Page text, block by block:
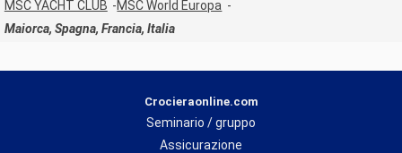
MSC YACHT CLUB
MSC World Europa
Maiorca, Spagna, Francia, Italia
Crocieraonline.com
Seminario / gruppo
Assicurazione